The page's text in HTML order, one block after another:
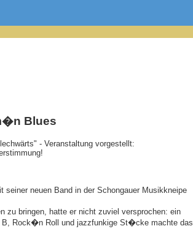
Blues
- Veranstaltung vorgestellt:
neuen Band in der Schongauer Musikkneipe
bringen, hatte er nicht zuviel versprochen: ein
Rock�n Roll und jazzfunkige St�cke machte das